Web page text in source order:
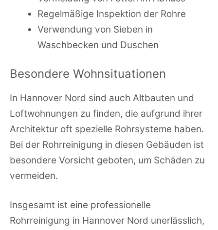
Regelmäßige Inspektion der Rohre
Verwendung von Sieben in
Waschbecken und Duschen
Besondere Wohnsituationen
In Hannover Nord sind auch Altbauten und
Loftwohnungen zu finden, die aufgrund ihrer
Architektur oft spezielle Rohrsysteme haben.
Bei der Rohrreinigung in diesen Gebäuden ist
besondere Vorsicht geboten, um Schäden zu
vermeiden.
Insgesamt ist eine professionelle
Rohrreinigung in Hannover Nord unerlässlich,